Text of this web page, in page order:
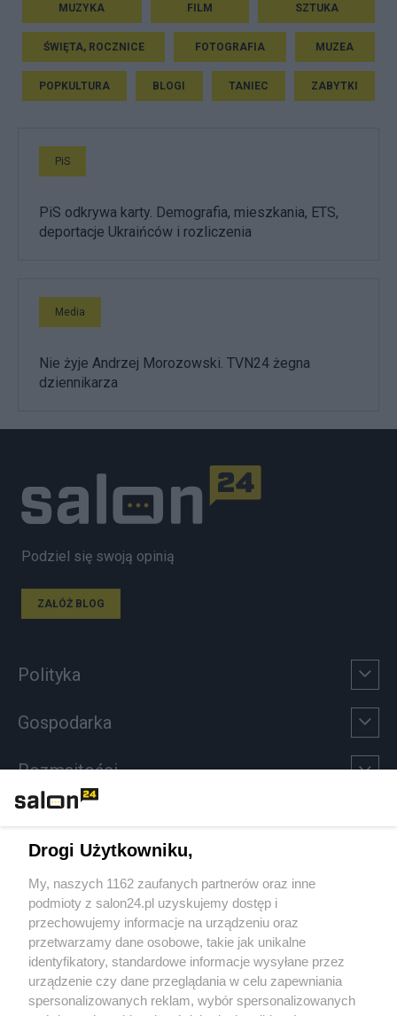
MUZYKA FILM SZTUKA
ŚWIĘTA, ROCZNICE FOTOGRAFIA MUZEA
POPKULTURA BLOGI TANIEC ZABYTKI
PiS
PiS odkrywa karty. Demografia, mieszkania, ETS,
deportacje Ukraińców i rozliczenia
Media
Nie żyje Andrzej Morozowski. TVN24 żegna
dziennikarza
Podziel się swoją opinią
ZAŁÓŻ BLOG
Polityka
Gospodarka
Rozmaitości
Sport
Społeczeństwo
Kultura
Drogi Użytkowniku,
My, naszych 1162 zaufanych partnerów oraz inne
podmioty z salon24.pl uzyskujemy dostęp i
przechowujemy informacje na urządzeniu oraz
przetwarzamy dane osobowe, takie jak unikalne
identyfikatory, standardowe informacje wysyłane przez
urządzenie czy dane przeglądania w celu zapewniania
spersonalizowanych reklam, wybór spersonalizowanych